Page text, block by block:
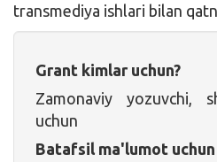
transmediya ishlari bilan
Grant kimlar uchun?
Zamonaviy yozuvchi,
uchun
Batafsil ma'lumot